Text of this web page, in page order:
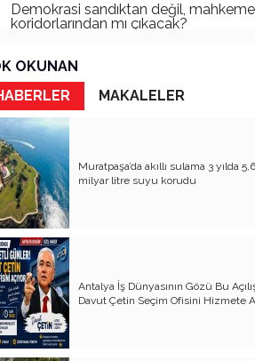
Demokrasi sandıktan değil, mahkeme
koridorlarından mı çıkacak?
Gazetecinin kaderi!..
Turizmde Herşey Dahil Sistemi
tartışılmalı
MB Başkanı ve Şimşek’e
Padişahın Vergi Deneyi!..
Erdoğan ve Özel’e açık mektup!..
Bahçeli siyasetin zirvesine oturdu!..
Artık yeter!.. Başka Antalya yok!..
Milli Eğitim cemaatlere mi teslim
ediliyor?
Liyakatın Gözyaşları!..
OKUNAN
MAKALELER
Muratpaşa’da akıllı sulama 3 yılda 5,6
milyar litre suyu korudu
Antalya İş Dünyasının Gözü Bu
Davut Çetin Seçim Ofisini Hizmete